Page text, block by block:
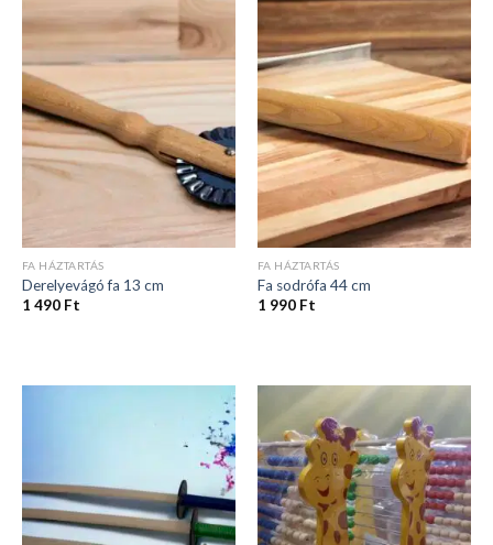
FA HÁZTARTÁS
Derelyevágó fa 13 cm
1 490 Ft
FA HÁZTARTÁS
Fa sodrófa 44 cm
1 990 Ft